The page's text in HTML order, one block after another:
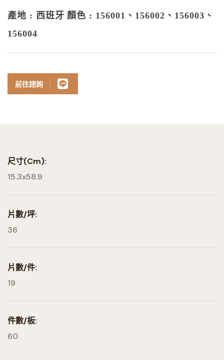
產地 : 西班牙 顏色 : 156001、156002、156003、
156004
前往諮詢
尺寸(cm):
15.3x58.9
片數/坪:
36
片數/件:
19
件數/板:
60